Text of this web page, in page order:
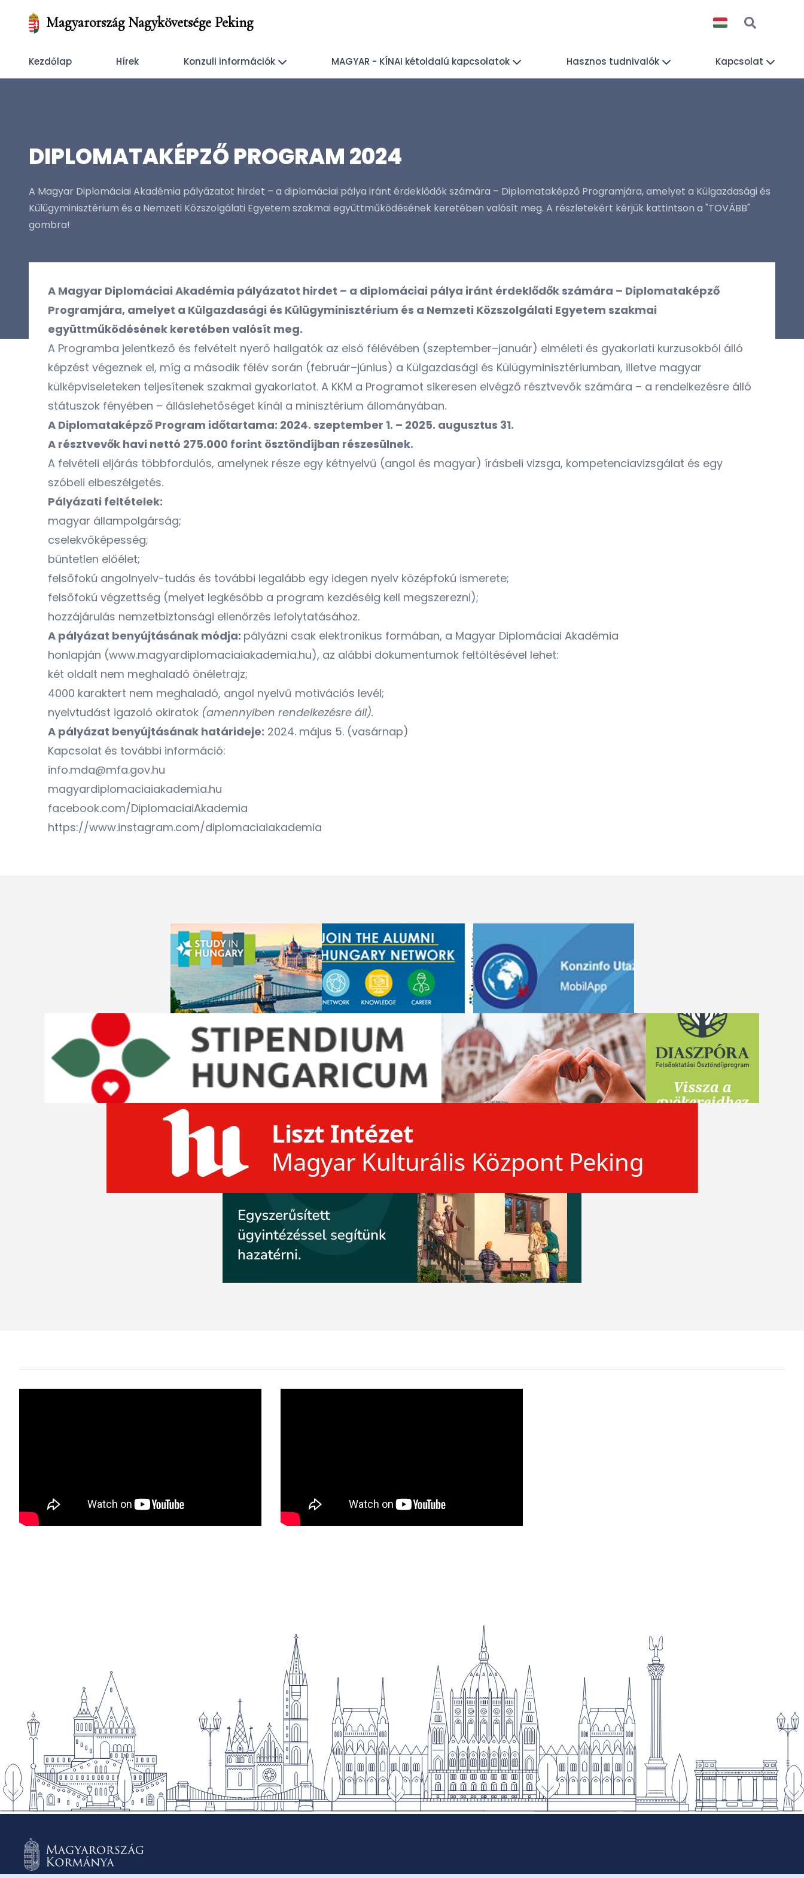
Magyarország Nagykövetsége Peking
Kezdőlap Hírek Konzuli információk MAGYAR - KÍNAI kétoldalú kapcsolatok Hasznos tudnivalók Kapcsolat
DIPLOMATAKÉPZŐ PROGRAM 2024
A Magyar Diplomáciai Akadémia pályázatot hirdet – a diplomáciai pálya iránt érdeklődők számára – Diplomataképző Programjára, amelyet a Külgazdasági és
Külügyminisztérium és a Nemzeti Közszolgálati Egyetem szakmai együttműködésének keretében valósít meg. A részletekért kérjük kattintson a "TOVÁBB"
gombra!
A Magyar Diplomáciai Akadémia pályázatot hirdet – a diplomáciai pálya iránt érdeklődők számára – Diplomataképző
Programjára, amelyet a Külgazdasági és Külügyminisztérium és a Nemzeti Közszolgálati Egyetem szakmai
együttműködésének keretében valósít meg.
A Programba jelentkező és felvételt nyerő hallgatók az első félévében (szeptember–január) elméleti és gyakorlati kurzusokból álló
képzést végeznek el, míg a második félév során (február–június) a Külgazdasági és Külügyminisztériumban, illetve magyar
külképviseleteken teljesítenek szakmai gyakorlatot. A KKM a Programot sikeresen elvégző résztvevők számára – a rendelkezésre álló
státuszok fényében – álláslehetőséget kínál a minisztérium állományában.
A Diplomataképző Program időtartama: 2024. szeptember 1. – 2025. augusztus 31.
A résztvevők havi nettó 275.000 forint ösztöndíjban részesülnek.
A felvételi eljárás többfordulós, amelynek része egy kétnyelvű (angol és magyar) írásbeli vizsga, kompetenciavizsgálat és egy
szóbeli elbeszélgetés.
Pályázati feltételek:
magyar állampolgárság;
cselekvőképesség;
büntetlen előélet;
felsőfokú angolnyelv-tudás és további legalább egy idegen nyelv középfokú ismerete;
felsőfokú végzettség (melyet legkésőbb a program kezdéséig kell megszerezni);
hozzájárulás nemzetbiztonsági ellenőrzés lefolytatásához.
A pályázat benyújtásának módja: pályázni csak elektronikus formában, a Magyar Diplomáciai Akadémia
honlapján (www.magyardiplomaciaiakademia.hu), az alábbi dokumentumok feltöltésével lehet:
két oldalt nem meghaladó önéletrajz;
4000 karaktert nem meghaladó, angol nyelvű motivációs levél;
nyelvtudást igazoló okiratok (amennyiben rendelkezésre áll).
A pályázat benyújtásának határideje: 2024. május 5. (vasárnap)
Kapcsolat és további információ:
info.mda@mfa.gov.hu
magyardiplomaciaiakademia.hu
facebook.com/DiplomaciaiAkademia
https://www.instagram.com/diplomaciaiakademia